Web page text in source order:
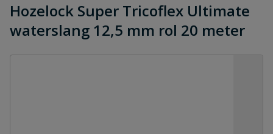
Hozelock Super Tricoflex Ultimate
waterslang 12,5 mm rol 20 meter